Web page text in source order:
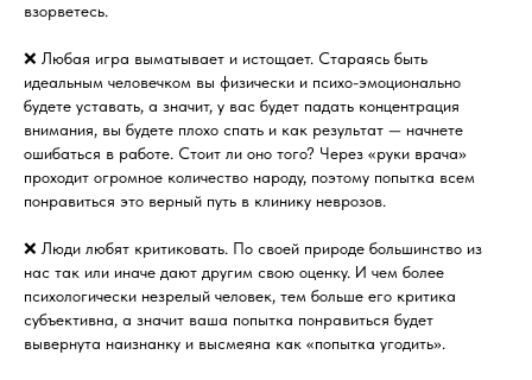
взорветесь.
❌ Любая игра выматывает и истощает. Стараясь быть
идеальным человечком вы физически и психо-эмоционально
будете уставать, а значит, у вас будет падать концентрация
внимания, вы будете плохо спать и как результат​ — начнете
ошибаться в работе. Стоит ли оно того? Через «руки врача»
проходит огромное количество народу, поэтому попытка всем
понравиться это верный путь в клинику неврозов.
❌ Люди любят критиковать. По своей природе большинство из
нас так или иначе дают другим свою оценку. И чем более
психологически незрелый человек, тем больше его критика
субъективна, а значит ваша попытка понравиться будет
вывернута наизнанку и высмеяна как «попытка угодить».